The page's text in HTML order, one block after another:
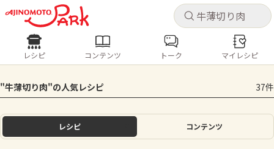
キャ
ログインするとレシピを保存できます
ログイン
ホーム
キャ
レシピ コンテンツ
人気の食材・レシピ
きゅうり なす トマト とうもろこし
ピーマン
レシピ コンテンツ トーク マイレシピ
"牛薄切り肉"の人気レシピ 37件
レシピ コンテンツ